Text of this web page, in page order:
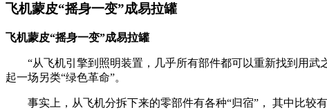
飞机蒙皮“摇身一变”成易拉罐
飞机蒙皮“摇身一变”成易拉罐
“从飞机引擎到照明装置，几乎所有部件都可以重新找到用武
起一场另类“绿色革命”。
事实上，从飞机分拆下来的零部件有各种“归宿”， 其中比较